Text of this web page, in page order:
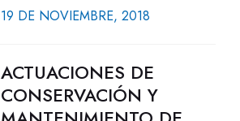
19 DE NOVIEMBRE, 2018
ACTUACIONES DE
CONSERVACIÓN Y